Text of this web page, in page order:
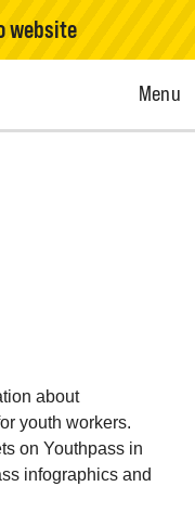
website
Open
Menu
about
youth workers.
on Youthpass in
infographics and